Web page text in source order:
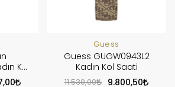
Kol
Guess
Guess GUGW0943L2
Kadın Kol Saati
11.530,00
9.800,50